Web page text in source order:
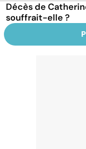
Décès de
souffrait-elle ?